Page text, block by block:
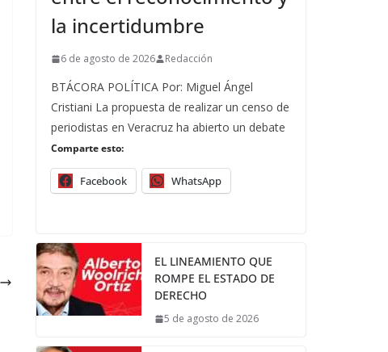
la incertidumbre
6 de agosto de 2026 Redacción
BTÁCORA POLÍTICA Por: Miguel Ángel
Cristiani La propuesta de realizar un censo de
periodistas en Veracruz ha abierto un debate
Comparte esto:
Facebook WhatsApp
EL LINEAMIENTO QUE
ROMPE EL ESTADO DE
DERECHO
5 de agosto de 2026